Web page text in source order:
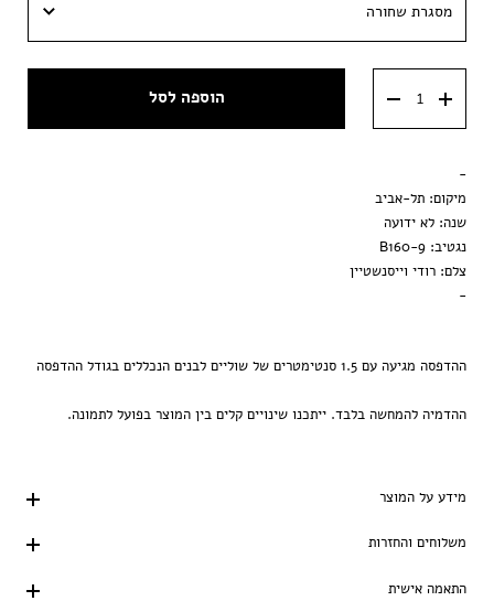
30x42 ס״מ
40x60 ס״מ
50x70 ס״מ
מסגרת שחורה
מסגרת וונגה
הדפסה בלבד
הוספה לסל
-
מיקום: תל-אביב
שנה: לא ידועה
נגטיב: B160-9
צלם: רודי וייסנשטיין
-
ההדפסה מגיעה עם 1.5 סנטימטרים של שוליים לבנים הנכללים בגודל ההדפסה
ההדמיה להמחשה בלבד. ייתכנו שינויים קלים בין המוצר בפועל לתמונה.
מידע על המוצר
משלוחים והחזרות
התאמה אישית